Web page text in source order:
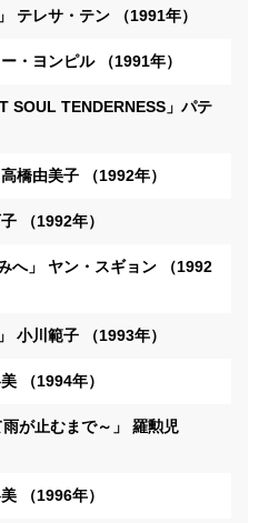
テレサ・テン （1991年）
・ヨンピル （1991年）
SOUL TENDERNESS」パテ
橋由美子 （1992年）
（1992年）
へ」 ヤン・スギョン （1992
小川範子 （1993年）
（1994年）
雨が止むまで～」 羅勲児
（1996年）